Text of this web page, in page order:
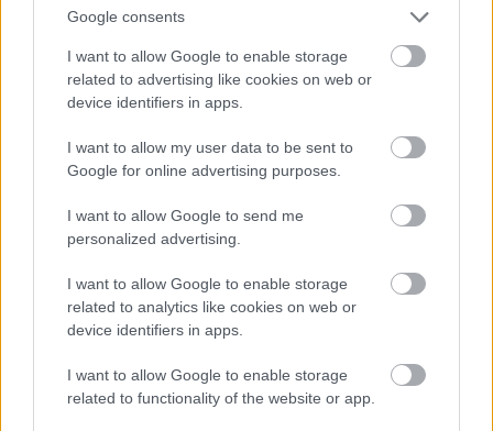
Google consents
I want to allow Google to enable storage
related to advertising like cookies on web or
device identifiers in apps.
I want to allow my user data to be sent to
Google for online advertising purposes.
I want to allow Google to send me
personalized advertising.
I want to allow Google to enable storage
related to analytics like cookies on web or
device identifiers in apps.
I want to allow Google to enable storage
related to functionality of the website or app.
επενδύσεις, μείωσε την ανεργία και πέτυχε τους
δημοσιονομικούς στόχους. Έτσι, κάθε χρόνο
βήμα-βήμα και παρά τις απανωτές διεθνείς
κρίσεις βελτιώνει τη ζωή των πολιτών».
Κλείνοντας, σημείωσε πως «η αντιπολίτευση έχει
μαύρα, αυτό όμως δεν συνάδει με την αντίληψη
της κοινωνίας, η οποία βλέπει ότι γίνονται βήματα
προόδου στη χώρα. Οι πολίτες ξέρουν πως δεν
υπάρχει ένα μαγικό ραβδί να πάμε από τη μία
φάση στην άλλη. Βλέπουν όμως τα βήματα που
ξεκάθαρο. Μια υπεύθυνη πορεία της χώρας μας